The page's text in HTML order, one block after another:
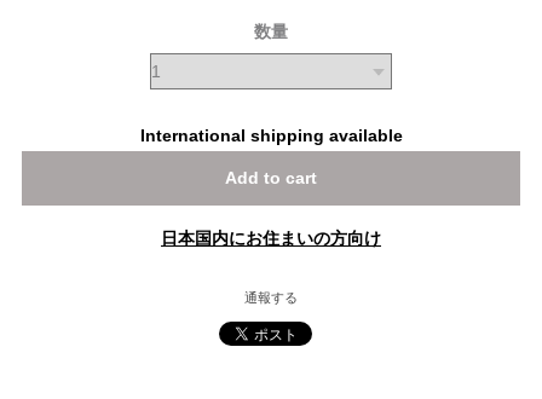
数量
International shipping available
Add to cart
日本国内にお住まいの方向け
通報する